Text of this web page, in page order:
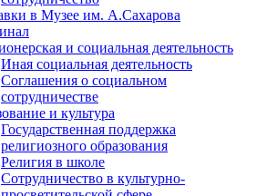
в Музее им. А.Сахарова
и социальная деятельность
Иная социальная деятельность
Соглашения о социальном
сотрудничестве
и культура
Государственная поддержка
религиозного образования
Религия в школе
Сотрудничество в культурно-